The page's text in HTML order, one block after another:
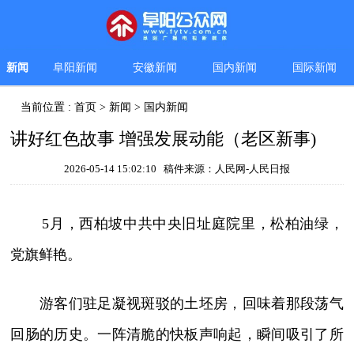
新闻 阜阳新闻 安徽新闻 国内新闻 国际新闻
当前位置 :首页 > 新闻 > 国内新闻
讲好红色故事 增强发展动能（老区新事)
2026-05-14 15:02:10 稿件来源：人民网-人民日报
5月，西柏坡中共中央旧址庭院里，松柏油绿，
党旗鲜艳。
游客们驻足凝视斑驳的土坯房，回味着那段荡气
回肠的历史。一阵清脆的快板声响起，瞬间吸引了所